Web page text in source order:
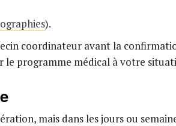
).
coordinateur avant la
programme médical à votre
mais dans les jours ou